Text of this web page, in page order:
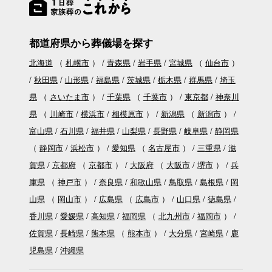
都道府県から葬儀場を探す
北海道 （ 札幌市） 青森県 岩手県 宮城県（ 仙台市）
秋田県
山形県 福島県 茨城県 栃木県 群馬県
埼玉
県（ さいたま市） 千葉県（ 千葉市） 東京都
神奈川
県（ 川崎市 横浜市 相模原市） 新潟県（ 新潟市）
富山県
石川県 福井県 山梨県 長野県 岐阜県
静岡県
（ 静岡市 浜松市） 愛知県（ 名古屋市） 三重県
滋
賀県
京都府（ 京都市） 大阪府（ 大阪市 堺市）
兵
庫県（ 神戸市） 奈良県 和歌山県 鳥取県 島根県
岡
山県（ 岡山市） 広島県（ 広島市） 山口県
徳島県
香川県
愛媛県 高知県 福岡県（ 北九州市 福岡市）
佐賀県
長崎県 熊本県（ 熊本市） 大分県 宮崎県
鹿
児島県
沖縄県